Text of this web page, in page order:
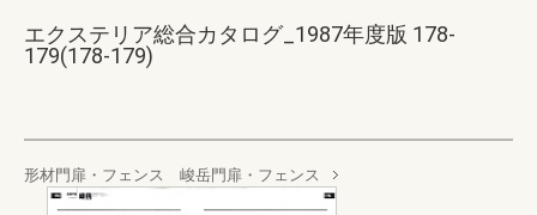
エクステリア総合カタログ_1987年度版 178-
179(178-179)
形材門扉・フェンス 峻岳門扉・フェンス